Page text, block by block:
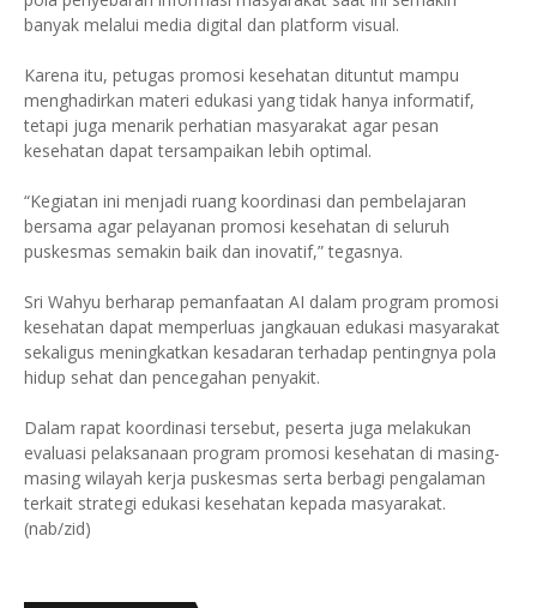
banyak melalui media digital dan platform visual.
Karena itu, petugas promosi kesehatan dituntut mampu
menghadirkan materi edukasi yang tidak hanya informatif,
tetapi juga menarik perhatian masyarakat agar pesan
kesehatan dapat tersampaikan lebih optimal.
“Kegiatan ini menjadi ruang koordinasi dan pembelajaran
bersama agar pelayanan promosi kesehatan di seluruh
puskesmas semakin baik dan inovatif,” tegasnya.
Sri Wahyu berharap pemanfaatan AI dalam program promosi
kesehatan dapat memperluas jangkauan edukasi masyarakat
sekaligus meningkatkan kesadaran terhadap pentingnya pola
hidup sehat dan pencegahan penyakit.
Dalam rapat koordinasi tersebut, peserta juga melakukan
evaluasi pelaksanaan program promosi kesehatan di masing-
masing wilayah kerja puskesmas serta berbagi pengalaman
terkait strategi edukasi kesehatan kepada masyarakat.
(nab/zid)